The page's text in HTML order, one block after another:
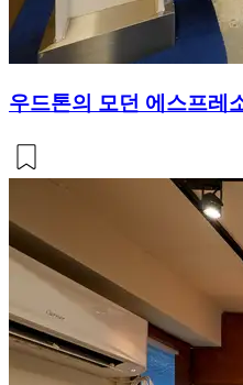
우드톤의 모던 에스프레